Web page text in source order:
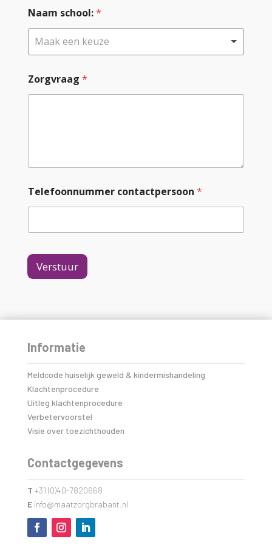
Naam school:*
Maak een keuze
Zorgvraag *
Telefoonnummer contactpersoon *
Verstuur
Informatie
Meldcode huiselijk geweld & kindermishandeling
Klachtenprocedure
Uitleg klachtenprocedure
Verbetervoorstel
Visie over toezichthouden
Contactgegevens
T +31 (0)40-7820668
E info@maatzorgbrabant.nl